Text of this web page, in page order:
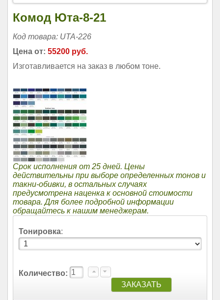
Комод Юта-8-21
Код товара: UTA-226
Цена от: 55200 руб.
Изготавливается на заказ в любом тоне.
Срок исполнения от 25 дней. Цены
действительны при выборе определенных тонов и
такни-обивки, в остальных случаях
предусмотрена наценка к основной стоимости
товара. Для более подробной информации
обращайтесь к нашим менеджерам.
Тонировка:
Количество: